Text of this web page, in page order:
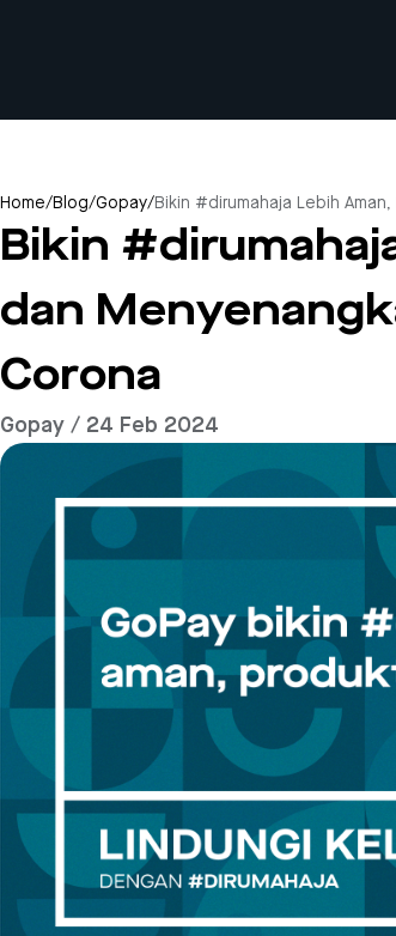
Home/Blog/Gopay/Bikin #dirumahaja Lebih
Bikin
dan
Corona
Gopay / 24 Feb 2024